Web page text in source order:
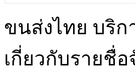
ขนส่งไทย บริ
เกี่ยวกับรายชื่